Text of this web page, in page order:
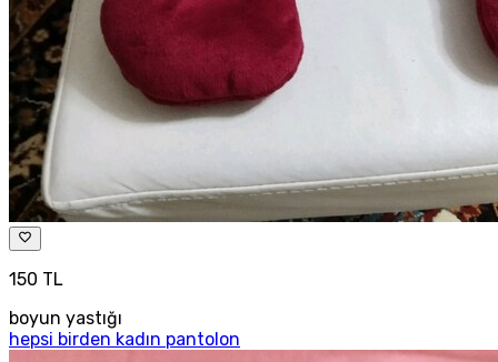
150 TL
boyun yastığı
hepsi birden kadın pantolon